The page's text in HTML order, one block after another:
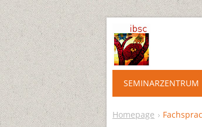
Homepage
SEMINARZENTRUM